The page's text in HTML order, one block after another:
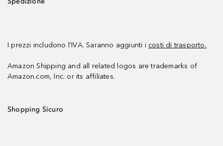
I prezzi includono l’IVA. Saranno aggiunti i costi di trasporto.
Amazon Shipping and all related logos are trademarks of
Amazon.com, Inc. or its affiliates.
Shopping Sicuro